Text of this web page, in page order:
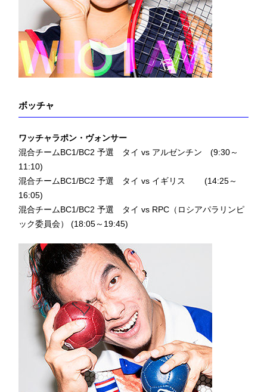
ボッチャ
ワッチャラポン・ヴォンサー
混合チームBC1/BC2 予選 タイ vs アルゼンチン (9:30～
11:10)
混合チームBC1/BC2 予選 タイ vs イギリス (14:25～
16:05)
混合チームBC1/BC2 予選 タイ vs RPC（ロシアパラリンピ
ック委員会） (18:05～19:45)